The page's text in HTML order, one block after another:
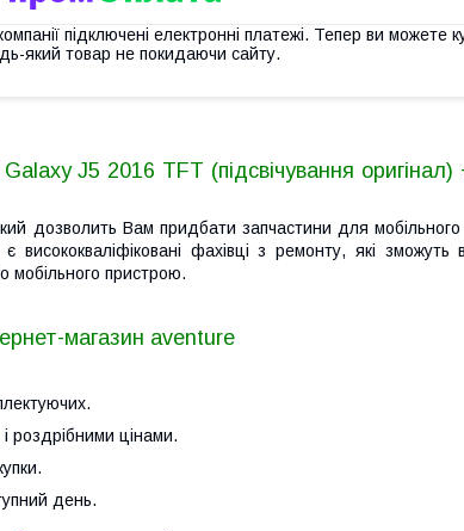
підключені електронні платежі. Тепер ви можете
який товар не покидаючи сайту.
J5 2016 TFT (підсвічування оригінал)
дозволить Вам придбати запчастини для
фахівці з ремонту, які зможуть
мобільного пристрою.
магазин aventure
роздрібними цінами.
день.